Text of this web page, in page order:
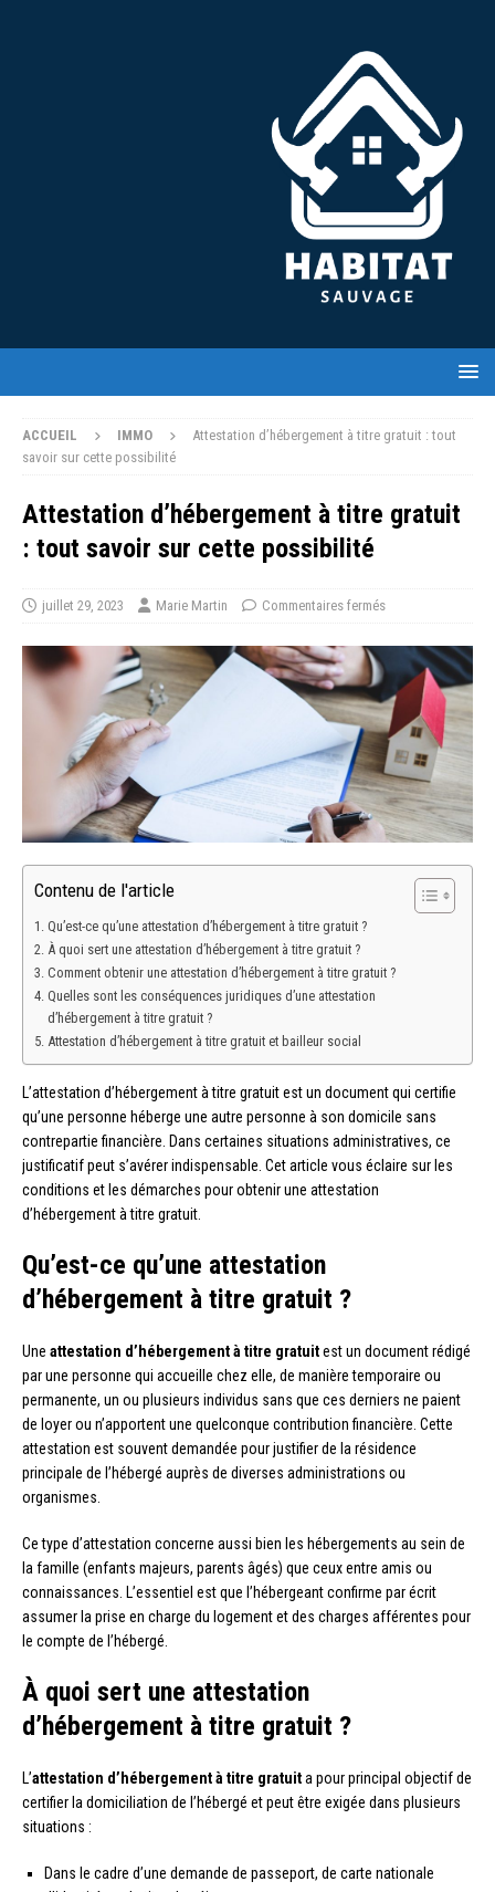
ACCUEIL IMMO
Attestation d’hébergement à titre gratuit : tout
savoir sur cette possibilité
Attestation d’hébergement à titre gratuit
: tout savoir sur cette possibilité
juillet 29, 2023 Marie Martin Commentaires fermés
Contenu de l'article
Qu’est-ce qu’une attestation d’hébergement à titre gratuit ?
À quoi sert une attestation d’hébergement à titre gratuit ?
Comment obtenir une attestation d’hébergement à titre gratuit ?
Quelles sont les conséquences juridiques d’une attestation
d’hébergement à titre gratuit ?
Attestation d’hébergement à titre gratuit et bailleur social
L’attestation d’hébergement à titre gratuit est un document qui certifie
qu’une personne héberge une autre personne à son domicile sans
contrepartie financière. Dans certaines situations administratives, ce
justificatif peut s’avérer indispensable. Cet article vous éclaire sur les
conditions et les démarches pour obtenir une attestation
d’hébergement à titre gratuit.
Qu’est-ce qu’une attestation
d’hébergement à titre gratuit ?
Une attestation d’hébergement à titre gratuitest un document rédigé
par une personne qui accueille chez elle, de manière temporaire ou
permanente, un ou plusieurs individus sans que ces derniers ne paient
de loyer ou n’apportent une quelconque contribution financière. Cette
attestation est souvent demandée pour justifier de la résidence
principale de l’hébergé auprès de diverses administrations ou
organismes.
Ce type d’attestation concerne aussi bien les hébergements au sein de
la famille (enfants majeurs, parents âgés) que ceux entre amis ou
connaissances. L’essentiel est que l’hébergeant confirme par écrit
assumer la prise en charge du logement et des charges afférentes pour
le compte de l’hébergé.
À quoi sert une attestation
d’hébergement à titre gratuit ?
L’attestation d’hébergement à titre gratuita pour principal objectif de
certifier la domiciliation de l’hébergé et peut être exigée dans plusieurs
situations :
Dans le cadre d’une demande de passeport, de carte nationale